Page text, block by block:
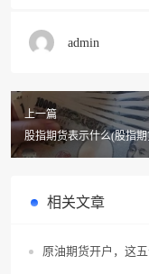
admin
上一篇
股指期货表示什么(股指
要特点有哪些)
相关文章
原油期货开户，这